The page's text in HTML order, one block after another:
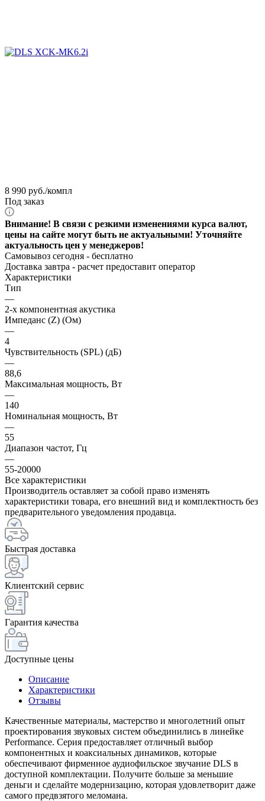
8 990 руб./компл
Под заказ
Внимание! В связи с резкими изменениями курса валют,
цены на сайте могут быть не актуальными! Уточняйте
актуальность цен у менеджеров!
Самовывоз сегодня - бесплатно
Доставка завтра - расчет предоставит оператор
Характеристики
Тип
—
2-х компонентная акустика
Импеданс (Z) (Ом)
—
4
Чувствительность (SPL) (дБ)
—
88,6
Максимальная мощность, Вт
—
140
Номинальная мощность, Вт
—
55
Диапазон частот, Гц
—
55-20000
Все характеристики
Производитель оставляет за собой право изменять
характеристики товара, его внешний вид и комплектность без
предварительного уведомления продавца.
Быстрая доставка
Клиентский сервис
Гарантия качества
Доступные цены
Описание
Характеристики
Отзывы
Качественные материалы, мастерство и многолетний опыт
проектирования звуковых систем объединились в линейке
Performance. Серия предоставляет отличный выбор
компонентных и коаксиальных динамиков, которые
обеспечивают фирменное аудиофильское звучание DLS в
доступной комплектации. Получите больше за меньшие
деньги и сделайте модернизацию, которая удовлетворит даже
самого предвзятого меломана.